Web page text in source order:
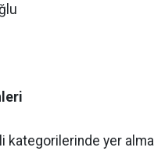
kategorilerinde yer